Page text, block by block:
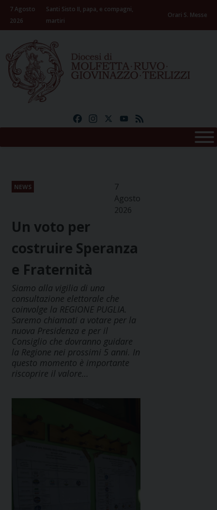
Skip
content
7 Agosto
2026
Santi Sisto II, papa, e compagni,
martiri
Orari S. Messe
FacebookInstagramYouTube
NEWS
7
Agosto
2026
Un voto per
costruire Speranza
e Fraternità
Siamo alla vigilia di una
consultazione elettorale che
coinvolge la REGIONE PUGLIA.
Saremo chiamati a votare per la
nuova Presidenza e per il
Consiglio che dovranno guidare
la Regione nei prossimi 5 anni. In
questo momento è importante
riscoprire il valore…